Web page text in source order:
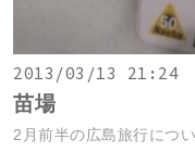
2013/03/13 21:24
苗場
2月前半の広島旅行につ